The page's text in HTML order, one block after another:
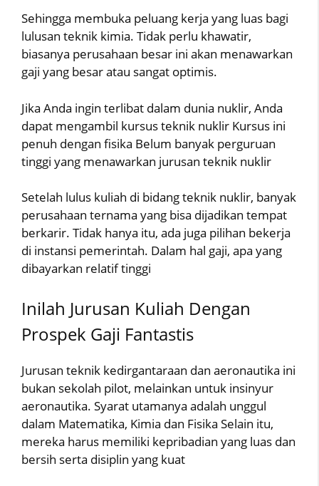
Sehingga membuka peluang kerja yang luas bagi
lulusan teknik kimia. Tidak perlu khawatir,
biasanya perusahaan besar ini akan menawarkan
gaji yang besar atau sangat optimis.
Jika Anda ingin terlibat dalam dunia nuklir, Anda
dapat mengambil kursus teknik nuklir Kursus ini
penuh dengan fisika Belum banyak perguruan
tinggi yang menawarkan jurusan teknik nuklir
Setelah lulus kuliah di bidang teknik nuklir, banyak
perusahaan ternama yang bisa dijadikan tempat
berkarir. Tidak hanya itu, ada juga pilihan bekerja
di instansi pemerintah. Dalam hal gaji, apa yang
dibayarkan relatif tinggi
Inilah Jurusan Kuliah Dengan
Prospek Gaji Fantastis
Jurusan teknik kedirgantaraan dan aeronautika ini
bukan sekolah pilot, melainkan untuk insinyur
aeronautika. Syarat utamanya adalah unggul
dalam Matematika, Kimia dan Fisika Selain itu,
mereka harus memiliki kepribadian yang luas dan
bersih serta disiplin yang kuat